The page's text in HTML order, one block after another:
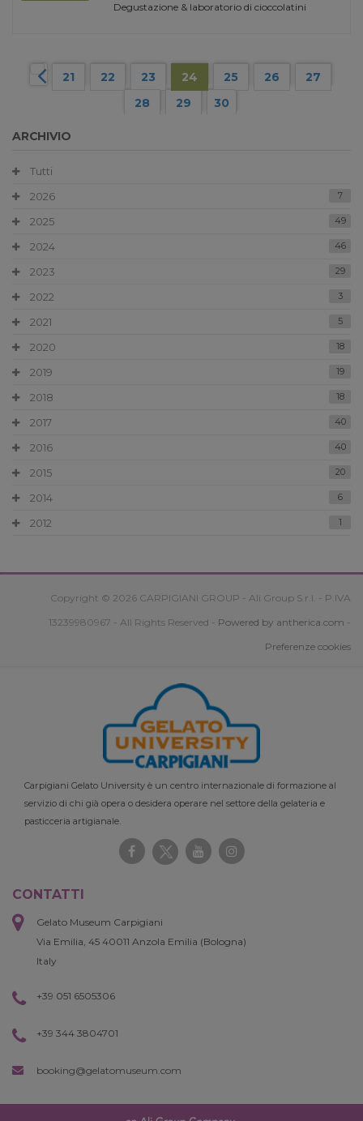
Degustazione & laboratorio di cioccolatini
21 22 23 24 25 26
27
28
29 30
ARCHIVIO
Tutti
2026
7
2025 49
2024 46
2023 29
2022 3
2021 5
2020 18
2019 19
2018 18
2017 40
2016 40
2015 20
2014 6
2012 1
Copyright © 2026 CARPIGIANI GROUP - Ali Group S.r.l. - P.IVA
13239980967 - All Rights Reserved - Powered by antherica.com -
Preferenze cookies
Carpigiani Gelato University è un centro internazionale di formazione al
servizio di chi già opera o desidera operare nel settore della gelateria e
pasticceria artigianale.
CONTATTI
Gelato Museum Carpigiani
Via Emilia, 45 40011 Anzola Emilia (Bologna)
Italy
+39 051 6505306
+39 344 3804701
booking@gelatomuseum.com